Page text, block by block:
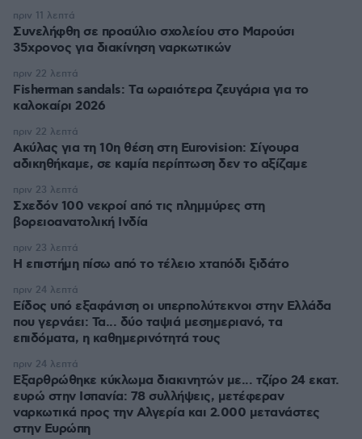
Συνελήφθη σε προαύλιο σχολείου στο Μαρούσι
35χρονος για διακίνηση ναρκωτικών
πριν 11 λεπτά
Fisherman sandals: Tα ωραιότερα ζευγάρια για το
καλοκαίρι 2026
πριν 22 λεπτά
Ακύλας για τη 10η θέση στη Eurovision: Σίγουρα
αδικηθήκαμε, σε καμία περίπτωση δεν το αξίζαμε
πριν 22 λεπτά
Σχεδόν 100 νεκροί από τις πλημμύρες στη
βορειοανατολική Ινδία
πριν 23 λεπτά
Η επιστήμη πίσω από το τέλειο χταπόδι ξιδάτο
πριν 23 λεπτά
Είδος υπό εξαφάνιση οι υπερπολύτεκνοι στην Ελλάδα
που γερνάει: Τα... δύο ταψιά μεσημεριανό, τα
επιδόματα, η καθημερινότητά τους
πριν 24 λεπτά
Εξαρθρώθηκε κύκλωμα διακινητών με... τζίρο 24 εκατ.
ευρώ στην Ισπανία: 78 συλλήψεις, μετέφεραν
ναρκωτικά προς την Αλγερία και 2.000 μετανάστες
στην Ευρώπη
πριν 24 λεπτά